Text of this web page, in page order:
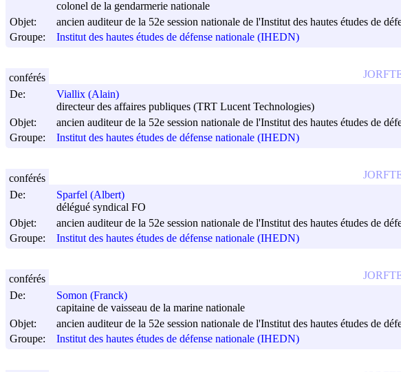
colonel de la gendarmerie nationale
Objet:
ancien auditeur de la 52e session nationale de l'Institut des hautes études de
Groupe:
Institut des hautes études de défense nationale (IHEDN)
De:
Viallix (Alain)
directeur des affaires publiques (TRT Lucent Technologies)
Objet:
ancien auditeur de la 52e session nationale de l'Institut des hautes études de
Groupe:
Institut des hautes études de défense nationale (IHEDN)
conférés
De:
Sparfel (Albert)
délégué syndical FO
Objet:
ancien auditeur de la 52e session nationale de l'Institut des hautes études de
Groupe:
Institut des hautes études de défense nationale (IHEDN)
conférés
De:
Somon (Franck)
capitaine de vaisseau de la marine nationale
Objet:
ancien auditeur de la 52e session nationale de l'Institut des hautes études de
Groupe:
Institut des hautes études de défense nationale (IHEDN)
conférés